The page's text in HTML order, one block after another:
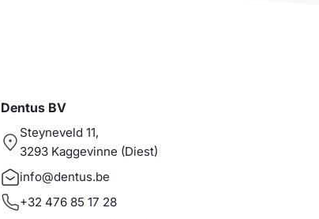
Dentus BV
Steyneveld 11,
3293 Kaggevinne (Diest)
info@dentus.be
+32 476 85 17 28